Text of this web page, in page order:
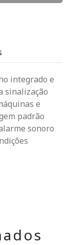
integrado e
sinalização
e
padrão
sonoro